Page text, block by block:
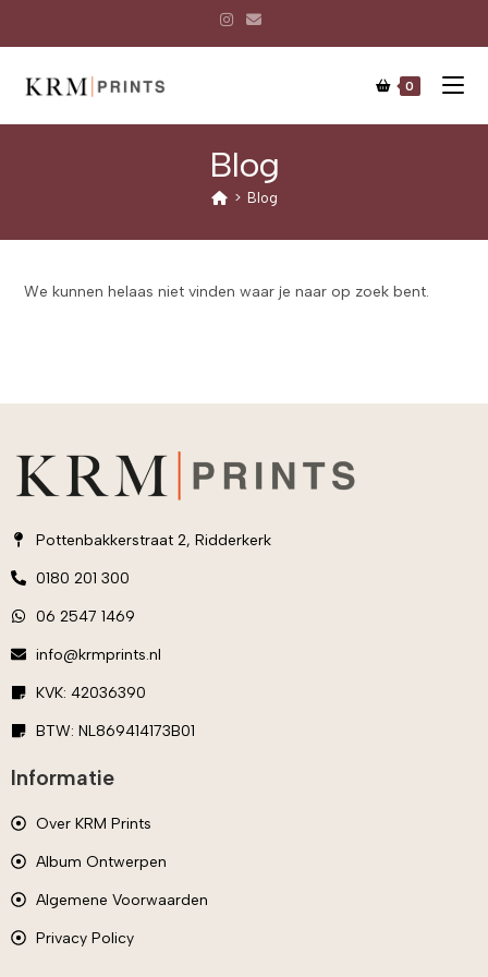
0
Blog
> Blog
We kunnen helaas niet vinden waar je naar op zoek bent.
Pottenbakkerstraat 2, Ridderkerk
0180 201 300
06 2547 1469
info@krmprints.nl
KVK: 42036390
BTW: NL869414173B01
Informatie
Over KRM Prints
Album Ontwerpen
Algemene Voorwaarden
Privacy Policy